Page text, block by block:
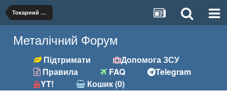
Токарний (різці, вставки)
Металічний Форум
Підтримати
Допомога ЗСУ
Правила
FAQ
Telegram
YT!
Кошик (0)